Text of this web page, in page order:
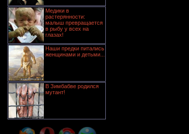
Медики в
растерянности:
малыш превращается
в рыбу у всех на
глазах!
Наши предки питались
женщинами и детьми...
В Зимбабве родился
мутант!